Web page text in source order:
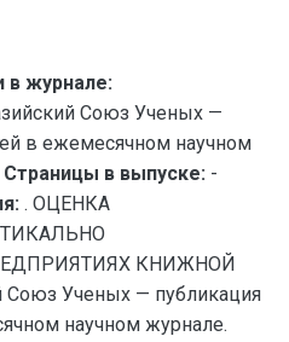
в журнале:
Союз Ученых —
в ежемесячном научном
Страницы в выпуске: -
. ОЦЕНКА
КНИЖНОЙ
Ученых — публикация
научном журнале.